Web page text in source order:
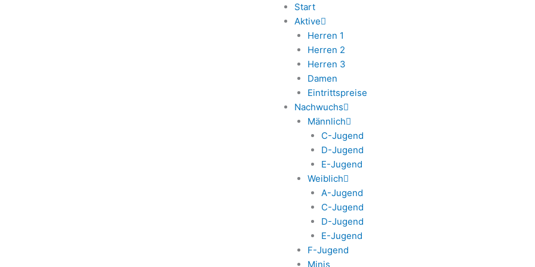
Start
Aktive
Herren 1
Herren 2
Herren 3
Damen
Eintrittspreise
Nachwuchs
Männlich
C-Jugend
D-Jugend
E-Jugend
Weiblich
A-Jugend
C-Jugend
D-Jugend
E-Jugend
F-Jugend
Minis